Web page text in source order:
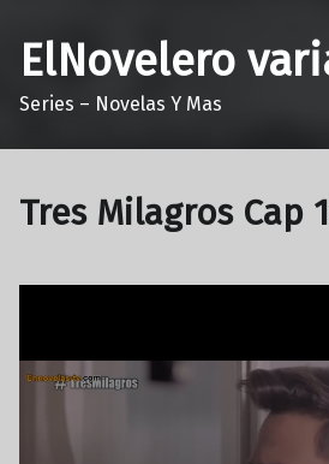
ElNovelero
Series – Novelas Y Mas
Tres Milagros Cap